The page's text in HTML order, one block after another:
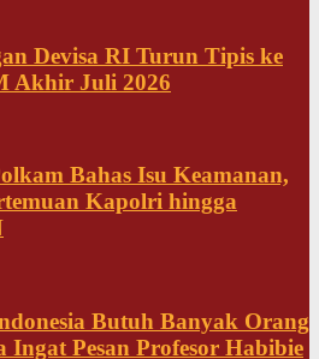
Devisa RI Turun Tipis ke
Akhir Juli 2026
Bahas Isu Keamanan,
Kapolri hingga
Butuh Banyak Orang
Ingat Pesan Profesor Habibie